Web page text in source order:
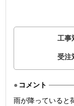
工事
受注
コメント
雨が降っていると